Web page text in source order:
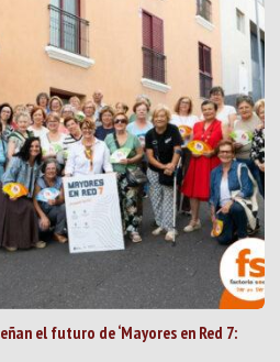
el futuro de ‘Mayores en Red 7: